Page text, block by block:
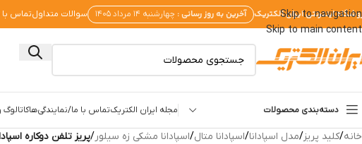
Skip to navigation
Skip to main content
اینترنتی ایران الکتریک آخرین به روز رسانی : چهارشنبه ۱۴ مرداد ۱۴۰۵ سوالات متداولتماس با
دسته‌بندی محصولات مجله ایران الکتریکتماس با ما/نمایندگی‌ها
خانه/کلید پریز/مدل اسپادانا/اسپادانا متال/اسپادانا مشکی زه سیلور/پریز تلفن دوکاره